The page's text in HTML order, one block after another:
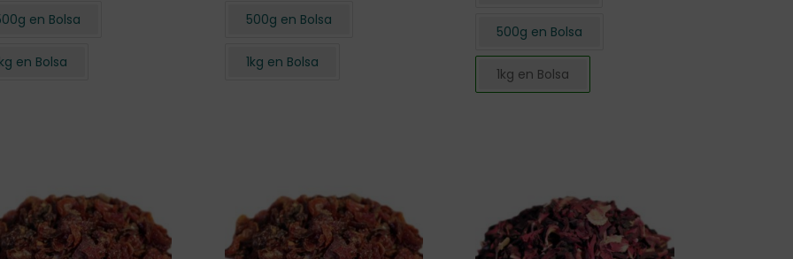
en Bolsa
en Bolsa
500g en Bolsa
1kg en Bolsa
500g en Bolsa
1kg en Bolsa